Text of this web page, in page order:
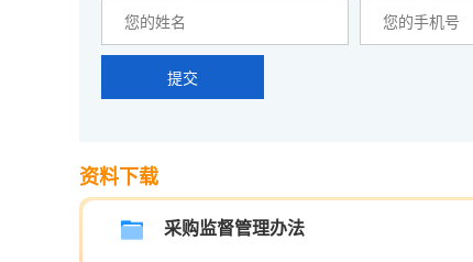
提交
资料下载
采购监督管理办法